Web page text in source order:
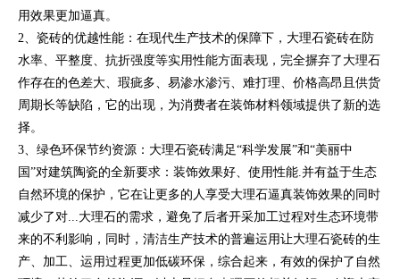
用效果更加逼真。
2、瓷砖的优越性能：在现代生产技术的保障下，大理石瓷砖在防
水率、平整度、抗折强度等实用性能方面表现，完全摒弃了大理石
作存在的色差大、瑕疵多、易渗水渗污、难打理、价格高昂且供货
周期长等缺陷，它的出现，为消费者在装饰材料领域提供了新的选
择。
3、绿色环保节约资源：大理石瓷砖满足“科学发展”和“美丽中
国”对建筑陶瓷的全新要求：装饰效果好、使用性能.并有益于生态
自然环境的保护，它在让更多的人享受大理石逼真装饰效果的同时
减少了对...大理石的需求，避免了后者开采加工过程对生态环境带
来的不利影响，同时，清洁生产技术的普遍运用让大理石瓷砖的生
产、加工、运用过程更加低碳环保，综合起来，有效的保护了自然